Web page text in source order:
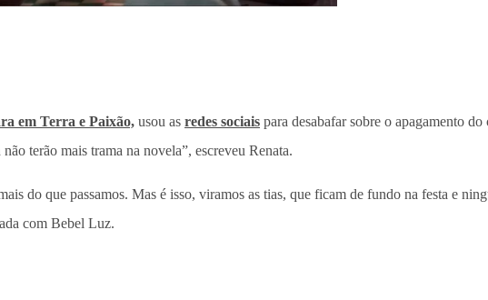
em Terra e Paixão, usou as redes sociais para desabafar sobre o apagamento
terão mais trama na novela”, escreveu Renata.
do que passamos. Mas é isso, viramos as tias, que ficam de fundo na festa e
com Bebel Luz.